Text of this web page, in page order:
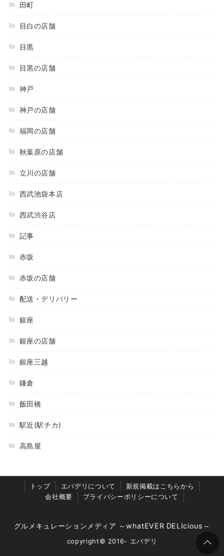
田町
目白の店舗
目黒
目黒の店舗
神戸
神戸の店舗
福岡の店舗
秋葉原の店舗
立川の店舗
西武池袋本店
西武渋谷店
記事
赤坂
赤坂の店舗
配送・デリバリー
銀座
銀座の店舗
銀座三越
鎌倉
飯田橋
駅近(駅チカ)
高島屋
トップ エバデリについて
新規掲載はこちらから
会社概要
プライバシーポリシーについて
グルメキュレーションメディア ～whatEVER DELIcious～
copyright© 2016- エバデリ